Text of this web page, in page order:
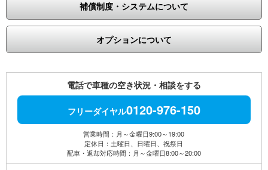
のサポートもあり安心しました。車内もきれいで、仕事で神戸、
西宮、宝塚、明石などによく行くので結局3ヶ月ほど気持ちよく
利用させて頂きました。ありがとうございます。（神戸市、会社
た。最初は3ヶ月だけの予定でしたが、延長して結局5ヶ月ほど利
用させて頂きました。利用途中で車検の乗換がありましたが、日
時を連絡して問題なく交換できたのでとても良かったです。（尼
崎市、医療介護業）
今回西宮市に出張のため通勤用として約2ヶ月程長期レンタカー
を利用しました。車種はなんでもよかったのですが、乗り方にお
いて神戸市を中心に尼崎市など県内の移動もあるので、走りやす
い車がいいとお伝えしていたところノートをご用意して頂き、運
転しやすくて助かりました。また、アパート前まで納車引上げの
補償制度・システムについて
オプションについて
電話で車種の空き状況・相談をする
フリーダイヤル0120-976-150
営業時間：月～金曜日9:00～19:00
定休日：土曜日、日曜日、祝祭日
配車・返却対応時間：月～金曜日8:00～20:00